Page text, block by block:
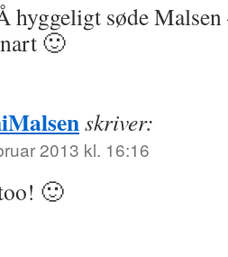
hyggeligt søde
🙂
skriver:
2013 kl. 16:16
🙂